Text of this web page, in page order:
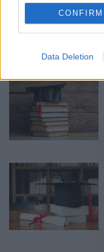
CONFIRM
Data Deletion